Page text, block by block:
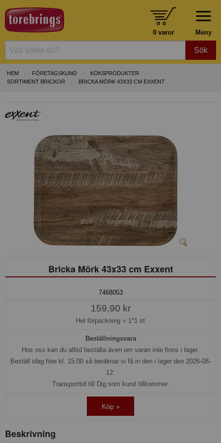
Meny
0 varor
Sök
HEM FÖRETAGSKUND
KÖKSPRODUKTER
SORTIMENT BRICKOR
BRICKA MÖRK 43X33 CM EXXENT
Bricka Mörk 43x33 cm Exxent
7468053
159,90 kr
Hel förpackning = 1*1 st
Beställningsvara
Hos oss kan du alltid beställa även om varan inte finns i lager.
Beställ idag före kl. 15:00 så beräknar vi få in den i lager den 2026-08-
12.
Transporttid till Dig som kund tillkommer.
Köp »
Beskrivning